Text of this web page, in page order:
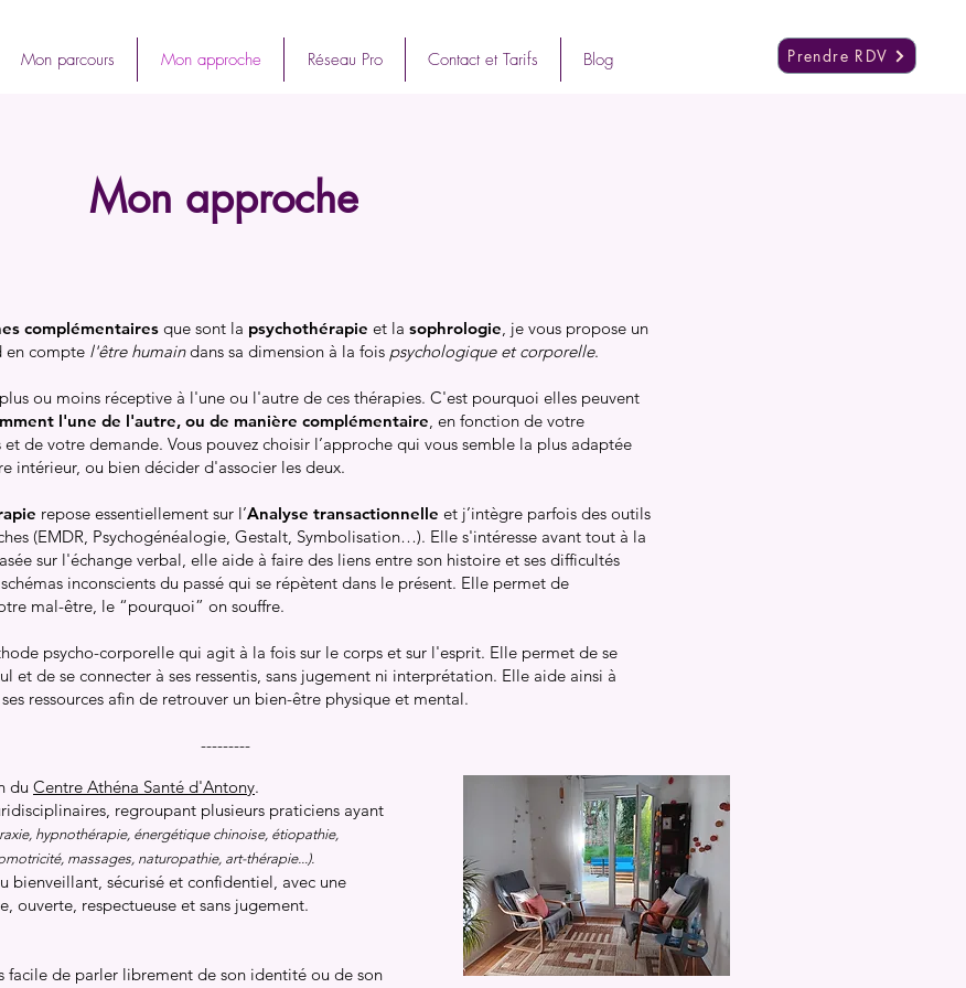
Mon parcours Mon approche Réseau Pro Contact et Tarifs Blog Prendre RDV
Mon approche
complémentaires que sont la psychothérapie et la sophrologie, je vous propose un
en compte l'être humaindans sa dimension à la fois psychologique et corporelle.
ou moins réceptive à l'une ou l'autre de ces thérapies. C'est pourquoi elles peuvent
l'une de l'autre, ou de manière complémentaire, en fonction de votre
et de votre demande. Vous pouvez choisir l’approche qui vous semble la plus adaptée
intérieur, ou bien décider d'associer les deux.
repose essentiellement sur l’Analyse transactionnelle et j’intègre parfois des outils
(EMDR, Psychogénéalogie, Gestalt, Symbolisation…). Elle s'intéresse avant tout à la
sur l'échange verbal, elle aide à faire des liens entre son histoire et ses difficultés
inconscients du passé qui se répètent dans le présent. Elle permet de
mal-être, le “pourquoi” on souffre.
psycho-corporelle qui agit à la fois sur le corps et sur l'esprit. Elle permet de se
et de se connecter à ses ressentis, sans jugement ni interprétation. Elle aide ainsi à
ressources afin de retrouver un bien-être physique et mental.
---------
du Centre Athéna Santé d'Antony.
regroupant plusieurs praticiens ayant
hypnothérapie, énergétique chinoise, étiopathie,
massages, naturopathie, art-thérapie...).
bienveillant, sécurisé et confidentiel, avec une
ouverte, respectueuse et sans jugement.
facile de parler librement de son identité ou de son